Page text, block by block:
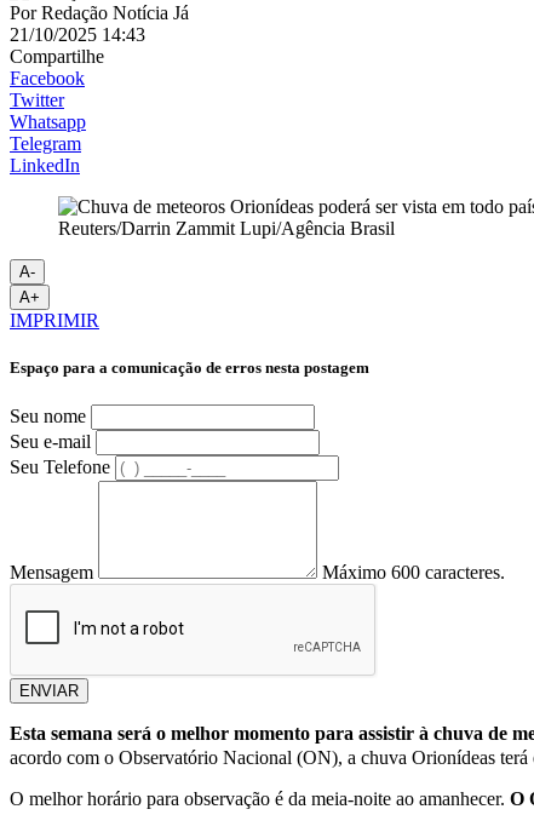
PorRedação Notícia Já
21/10/2025 14:43
Compartilhe
Facebook
Twitter
Whatsapp
Telegram
LinkedIn
Reuters/Darrin Zammit Lupi/Agência Brasil
A-
A+
IMPRIMIR
Espaço para a comunicação de erros nesta postagem
Seu nome
Seu e-mail
Seu Telefone
Mensagem Máximo 600 caracteres.
ENVIAR
Esta semana será o melhor momento para assistir à chuva de
acordo com o Observatório Nacional (ON), a chuva Orionídeas
O melhor horário para observação é da meia-noite ao amanhecer. O